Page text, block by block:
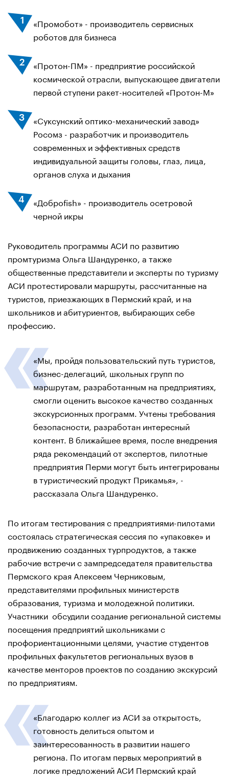
«Промобот» - производитель сервисных
роботов для бизнеса
«Протон-ПМ» - предприятие российской
космической отрасли, выпускающее двигатели
первой ступени ракет-носителей «Протон-М»
«Суксунский оптико-механический завод»
Росомз - разработчик и производитель
современных и эффективных средств
индивидуальной защиты головы, глаз, лица,
органов слуха и дыхания
«Доброfish» - производитель осетровой
черной икры
Руководитель программы АСИ по развитию
промтуризма Ольга Шандуренко, а также
общественные представители и эксперты по туризму
АСИ протестировали маршруты, рассчитанные на
туристов, приезжающих в Пермский край, и на
школьников и абитуриентов, выбирающих себе
профессию.
«Мы, пройдя пользовательский путь туристов,
бизнес-делегаций, школьных групп по
маршрутам, разработанным на предприятиях,
смогли оценить высокое качество созданных
экскурсионных программ. Учтены требования
безопасности, разработан интересный
контент. В ближайшее время, после внедрения
ряда рекомендаций от экспертов, пилотные
предприятия Перми могут быть интегрированы
в туристический продукт Прикамья», -
рассказала Ольга Шандуренко.
По итогам тестирования с предприятиями-пилотами
состоялась стратегическая сессия по «упаковке» и
продвижению созданных турпродуктов, а также
рабочие встречи с зампредседателя правительства
Пермского края Алексеем Черниковым,
представителями профильных министерств
образования, туризма и молодежной политики.
Участники обсудили создание региональной системы
посещения предприятий школьниками с
профориентационными целями, участие студентов
профильных факультетов региональных вузов в
качестве менторов проектов по созданию экскурсий
по предприятиям.
«Благодарю коллег из АСИ за открытость,
готовность делиться опытом и
заинтересованность в развитии нашего
региона. По итогам первых мероприятий в
логике предложений АСИ Пермский край